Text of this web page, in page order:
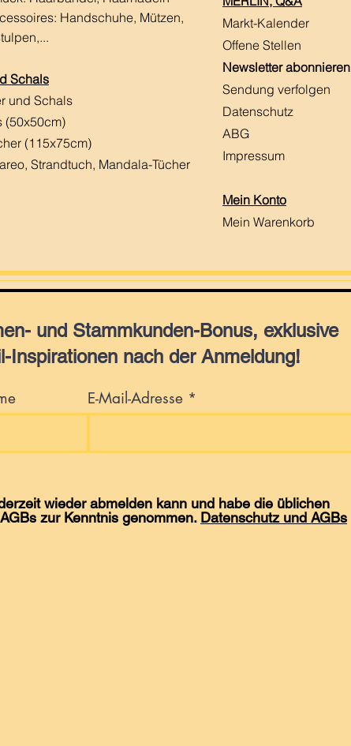
Handschuhe, Mützen,
Schals
und Schals
(50x50cm)
(115x75cm)
Strandtuch, Mandala-Tücher
Markt-Kalender
Offene Stellen
Newsletter abonnieren
Sendung verfolgen
Datenschutz
ABG
Impressum
Mein Konto
Mein Warenkorb
und Stammkunden-Bonus, exklusive
Inspirationen nach der Anmeldung!
E-Mail-Adresse
wieder abmelden kann und habe die üblichen
zur Kenntnis genommen. Datenschutz und AGBs